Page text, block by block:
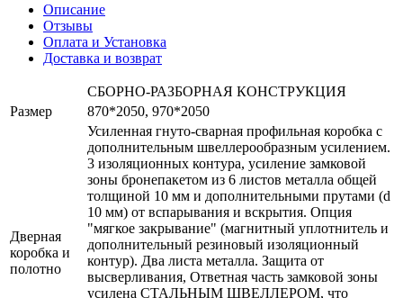
Описание
Отзывы
Оплата и Установка
Доставка и возврат
СБОРНО-РАЗБОРНАЯ КОНСТРУКЦИЯ
Размер
870*2050, 970*2050
Дверная
коробка и
полотно
Усиленная гнуто-сварная профильная коробка с
дополнительным швеллерообразным усилением.
3 изоляционных контура, усиление замковой
зоны бронепакетом из 6 листов металла общей
толщиной 10 мм и дополнительными прутами (d
10 мм) от вспарывания и вскрытия. Опция
"мягкое закрывание" (магнитный уплотнитель и
дополнительный резиновый изоляционный
контур). Два листа металла. Защита от
высверливания, Ответная часть замковой зоны
усилена СТАЛЬНЫМ ШВЕЛЛЕРОМ, что